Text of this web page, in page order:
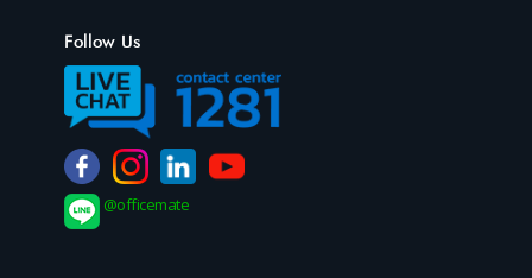
Follow Us
@officemate